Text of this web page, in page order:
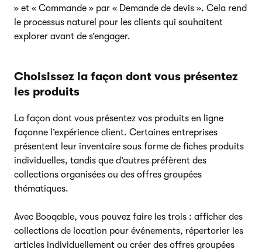
» et « Commande » par « Demande de devis ». Cela rend
le processus naturel pour les clients qui souhaitent
explorer avant de s’engager.
Choisissez la façon dont vous présentez
les produits
La façon dont vous présentez vos produits en ligne
façonne l’expérience client. Certaines entreprises
présentent leur inventaire sous forme de fiches produits
individuelles, tandis que d’autres préfèrent des
collections organisées ou des offres groupées
thématiques.
Avec Booqable, vous pouvez faire les trois : afficher des
collections de location pour événements, répertorier les
articles individuellement ou créer des offres groupées